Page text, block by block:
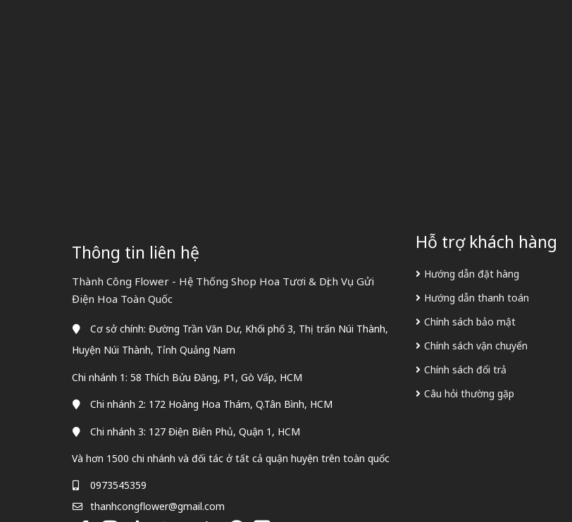
Thông tin liên hệ
Thành Công Flower - Hệ Thống Shop Hoa Tươi & Dịch Vụ Gửi
Điện Hoa Toàn Quốc
Cơ sở chính: Đường Trần Văn Dư, Khối phố 3, Thị trấn Núi Thành,
Huyện Núi Thành, Tỉnh Quảng Nam
Chi nhánh 1: 58 Thích Bửu Đăng, P1, Gò Vấp, HCM
Chi nhánh 2: 172 Hoàng Hoa Thám, Q.Tân Bình, HCM
Chi nhánh 3: 127 Điện Biên Phủ, Quận 1, HCM
Và hơn 1500 chi nhánh và đối tác ở tất cả quận huyện trên toàn quốc
0973545359
thanhcongflower@gmail.com
Hỗ trợ khách hàng
Hướng dẫn đặt hàng
Hướng dẫn thanh toán
Chính sách bảo mật
Chính sách vận chuyển
Chính sách đổi trả
Câu hỏi thường gặp